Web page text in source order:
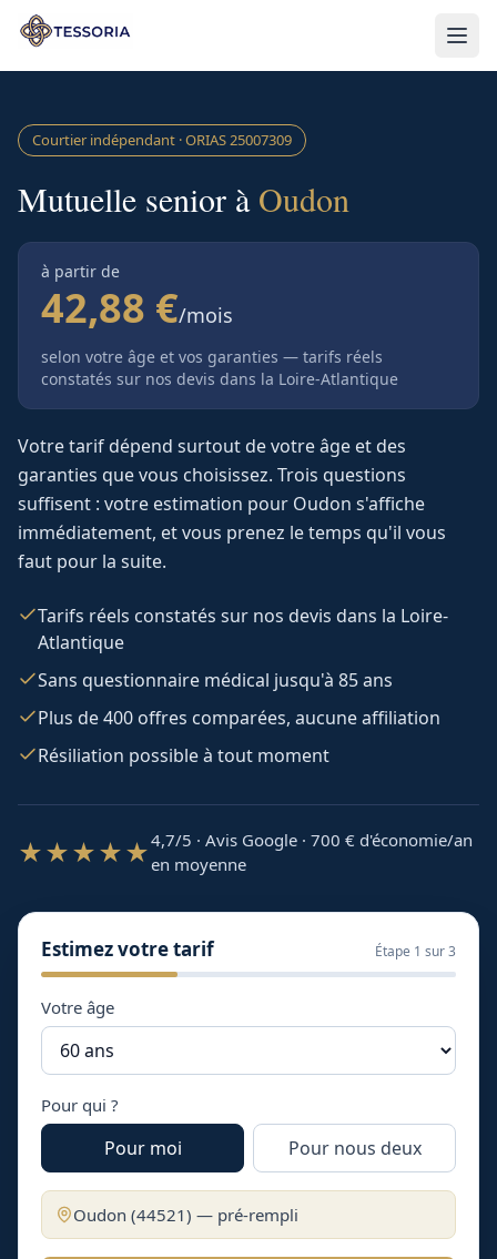
Aller au contenu principal
Courtier indépendant · ORIAS25007309
Mutuelle senior à Oudon
à partir de
42,88 €/mois
selon votre âge et vos garanties — tarifs réels
constatés sur nos devis dans la Loire-Atlantique
Votre tarif dépend surtout de votre âge et des
garanties que vous choisissez. Trois questions
suffisent : votre estimation pour Oudon s'affiche
immédiatement, et vous prenez le temps qu'il vous
faut pour la suite.
Tarifs réels constatés sur nos devis dans la Loire-
Atlantique
Sans questionnaire médical jusqu'à 85 ans
Plus de 400 offres comparées, aucune affiliation
Résiliation possible à tout moment
★★★★★4,7/5 · Avis Google · 700 € d'économie/an
en moyenne
Estimez votre tarif Étape 1 sur 3
Votre âge
Pour qui ?
Pour moi Pour nous deux
Oudon (44521) — pré-rempli